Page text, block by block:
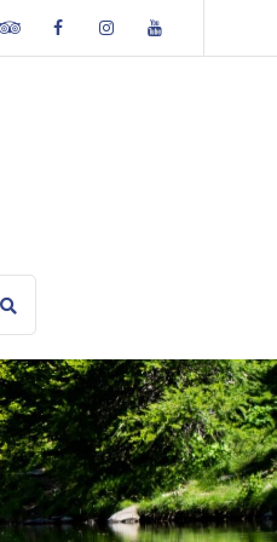
Tripadvisor
FacebookInstagram